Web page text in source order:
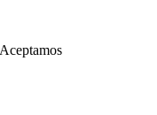
Aceptamos